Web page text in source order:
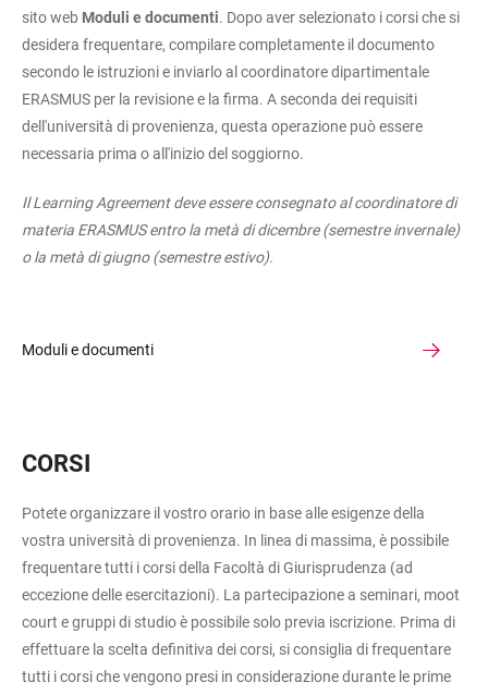
sito web Moduli e documenti. Dopo aver selezionato i corsi che si
desidera frequentare, compilare completamente il documento
secondo le istruzioni e inviarlo al coordinatore dipartimentale
ERASMUS per la revisione e la firma. A seconda dei requisiti
dell'università di provenienza, questa operazione può essere
necessaria prima o all'inizio del soggiorno.
Il Learning Agreement deve essere consegnato al coordinatore di
materia ERASMUS entro la metà di dicembre (semestre invernale)
o la metà di giugno (semestre estivo).
Moduli e documenti
CORSI
Potete organizzare il vostro orario in base alle esigenze della
vostra università di provenienza. In linea di massima, è possibile
frequentare tutti i corsi della Facoltà di Giurisprudenza (ad
eccezione delle esercitazioni). La partecipazione a seminari, moot
court e gruppi di studio è possibile solo previa iscrizione. Prima di
effettuare la scelta definitiva dei corsi, si consiglia di frequentare
tutti i corsi che vengono presi in considerazione durante le prime